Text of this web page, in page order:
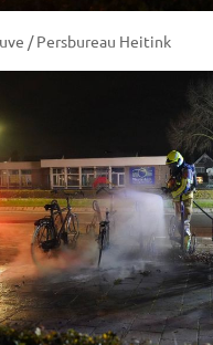
/ Persbureau Heitink